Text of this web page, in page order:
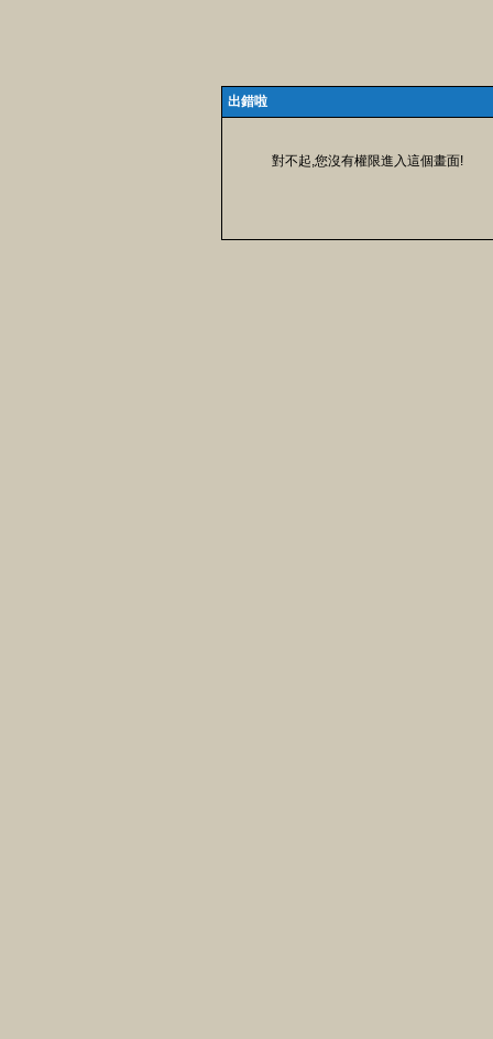
出錯啦
對不起,您沒有權限進入這個畫面!